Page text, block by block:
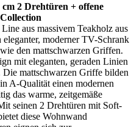
2 Drehtüren + offene
aus massivem Teakholz aus
moderner TV-Schrank
den mattschwarzen Griffen.
mit eleganten, geraden Linien
mattschwarzen Griffe bilden
A-Qualität einen modernen
das warme, zeitgemäße
seinen 2 Drehtüren mit Soft-
diese Wohnwand